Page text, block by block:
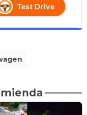
Test Drive